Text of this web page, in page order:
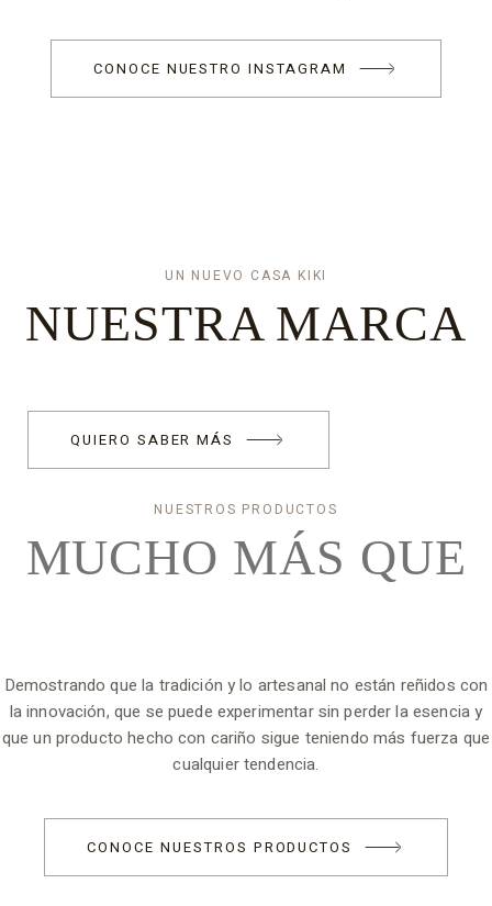
CONOCE NUESTRO INSTAGRAM
UN NUEVO CASA KIKI
NUESTRA MARCA
QUIERO SABER MÁS
NUESTROS PRODUCTOS
MUCHO MÁS QUE
Demostrando que la tradición y lo artesanal no están reñidos con
la innovación, que se puede experimentar sin perder la esencia y
que un producto hecho con cariño sigue teniendo más fuerza que
cualquier tendencia.
CONOCE NUESTROS PRODUCTOS